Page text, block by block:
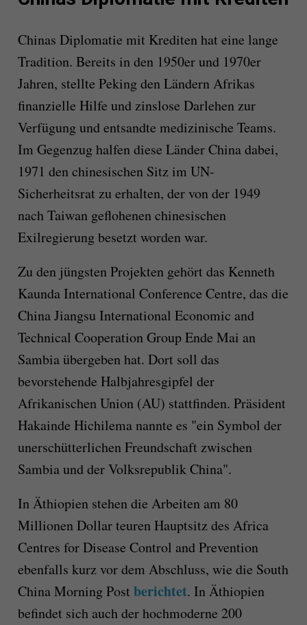
Chinas Diplomatie mit Krediten hat eine lange
Tradition. Bereits in den 1950er und 1970er
Jahren, stellte Peking den Ländern Afrikas
finanzielle Hilfe und zinslose Darlehen zur
Verfügung und entsandte medizinische Teams.
Im Gegenzug halfen diese Länder China dabei,
1971 den chinesischen Sitz im UN-
Sicherheitsrat zu erhalten, der von der 1949
nach Taiwan geflohenen chinesischen
Exilregierung besetzt worden war.
Zu den jüngsten Projekten gehört das Kenneth
Kaunda International Conference Centre, das die
China Jiangsu International Economic and
Technical Cooperation Group Ende Mai an
Sambia übergeben hat. Dort soll das
bevorstehende Halbjahresgipfel der
Afrikanischen Union (AU) stattfinden. Präsident
Hakainde Hichilema nannte es "ein Symbol der
unerschütterlichen Freundschaft zwischen
Sambia und der Volksrepublik China".
In Äthiopien stehen die Arbeiten am 80
Millionen Dollar teuren Hauptsitz des Africa
Centres for Disease Control and Prevention
ebenfalls kurz vor dem Abschluss, wie die South
China Morning Post berichtet. In Äthiopien
befindet sich auch der hochmoderne 200